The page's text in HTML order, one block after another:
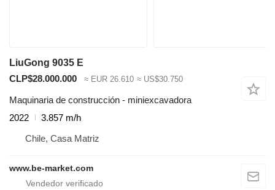
LiuGong 9035 E
CLP$28.000.000
≈ EUR 26.610 ≈ US$30.750
Maquinaria de construcción - miniexcavadora
2022
3.857 m/h
Chile, Casa Matriz
www.be-market.com